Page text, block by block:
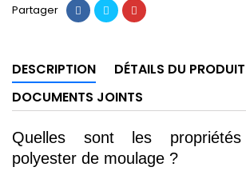
Partager
DESCRIPTION
DÉTAILS DU PRODUIT
DOCUMENTS JOINTS
Quelles sont les
polyester de moulage ?